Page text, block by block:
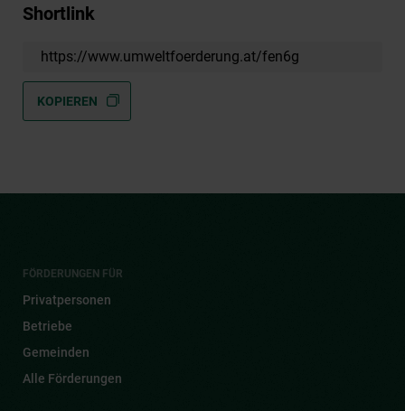
Shortlink
https://www.umweltfoerderung.at/fen6g
KOPIEREN
FÖRDERUNGEN FÜR
Privatpersonen
Betriebe
Gemeinden
Alle Förderungen